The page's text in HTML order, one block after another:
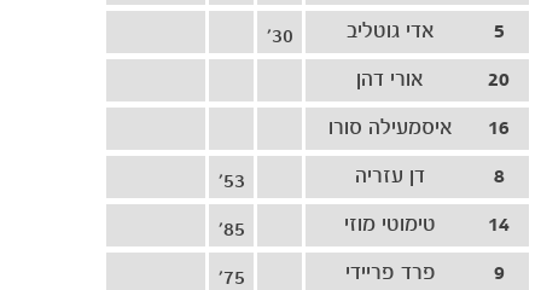
5
אדי גוטליב
30'
20
אורי דהן
16
איסמעילה סורו
8
דן עזריה
53'
14
טימוטי מוזי
85'
9
פרד פריידי
75'